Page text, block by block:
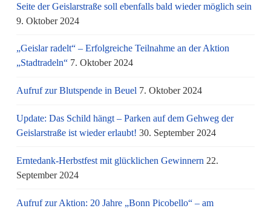
Seite der Geislarstraße soll ebenfalls bald wieder möglich sein
9. Oktober 2024
„Geislar radelt“ – Erfolgreiche Teilnahme an der Aktion
„Stadtradeln“ 7. Oktober 2024
Aufruf zur Blutspende in Beuel 7. Oktober 2024
Update: Das Schild hängt – Parken auf dem Gehweg der
Geislarstraße ist wieder erlaubt! 30. September 2024
Erntedank-Herbstfest mit glücklichen Gewinnern 22.
September 2024
Aufruf zur Aktion: 20 Jahre „Bonn Picobello“ – am